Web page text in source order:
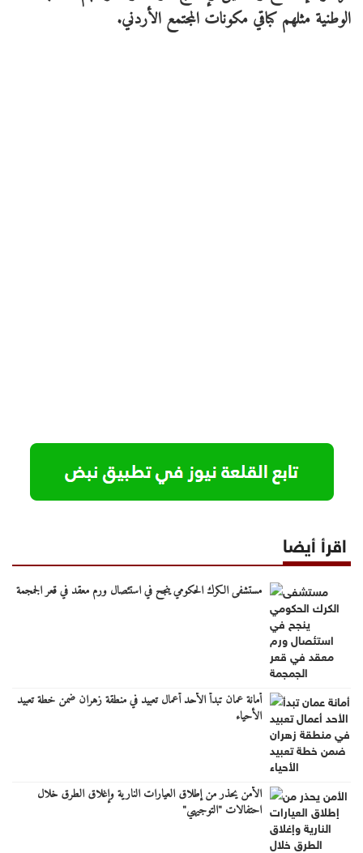
الوطنية مثلهم كباقي مكونات المجتمع الأردني.
اقرأ أيضا
مستشفى الكرك الحكومي ينجح في استئصال ورم معقد في قعر الجمجمة
أمانة عمان تبدأ الأحد أعمال تعبيد في منطقة زهران ضمن خطة تعبيد
الأحياء
الأمن يحذر من إطلاق العيارات النارية وإغلاق الطرق خلال
احتفالات "التوجيهي"